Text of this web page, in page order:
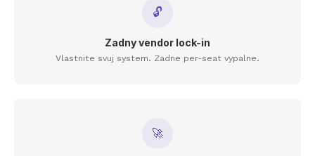
🔓
Zadny vendor lock-in
Vlastnite svuj system. Zadne per-seat vypalne.
🚀